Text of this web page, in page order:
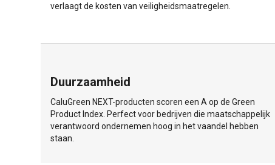
verlaagt de kosten van veiligheidsmaatregelen.
Duurzaamheid
CaluGreen NEXT-producten scoren een A op de Green
Product Index. Perfect voor bedrijven die maatschappelijk
verantwoord ondernemen hoog in het vaandel hebben
staan.